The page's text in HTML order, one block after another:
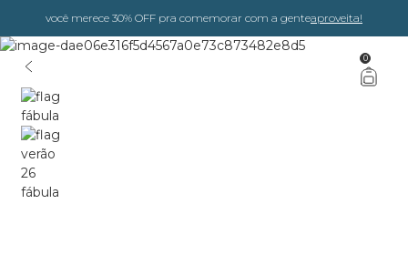
você merece 30% OFF pra comemorar com a genteaproveita!
0